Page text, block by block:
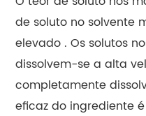
de soluto no solvente
elevado . Os solutos
dissolvem-se a alta
completamente
eficaz do ingrediente